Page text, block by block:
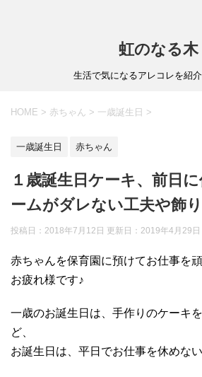
虹のなる木
生活で気になるアレコレを紹
HOME > 赤ちゃん > 一歳誕生日 >
一歳誕生日 赤ちゃん
１歳誕生日ケーキ、前日
ームがダレない工夫や飾
投稿日：2018年7月12日 更新日： 2019年4月29日
赤ちゃんを保育園に預けてお仕事を
お疲れ様です♪
一歳のお誕生日は、手作りのケーキ
ど、
お誕生日は、平日でお仕事を休めない